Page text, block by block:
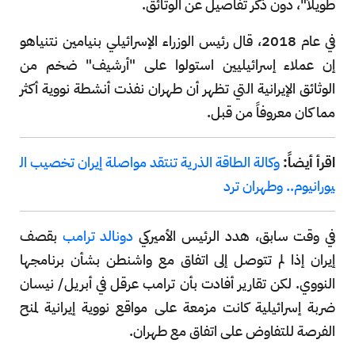
في عام 2018، قال رئيس الوزراء الإسرائيلي بنيامين نتنياهو
إن عملاء إسرائيليين استولوا على "أرشيف" ضخم من
الوثائق الإيرانية التي تظهر أن طهران نفذت أنشطة نووية أكثر
مما كان معروفاً من قبل.
اقرأ أيضاً:وكالة الطاقة الذرية تنتقد مواصلة إيران تخصيب ال
يورانيوم.. وطهران ترد
في وقت سابق، هدد الرئيس الأميركي دونالد ترامب بقصف
إيران إذا لم تتوصل إلى اتفاق مع واشنطن بشأن برنامجها
النووي. لكن تقارير أفادت بأن ترامب عرقل في أبريل/ نيسان
ضربة إسرائيلية كانت مزمعة على مواقع نووية إيرانية لمنح
الفرصة للتفاوض على اتفاق مع طهران.